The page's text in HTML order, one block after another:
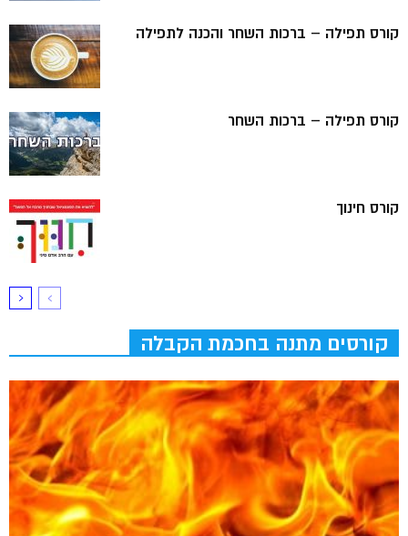
קורס תפילה – ברכות השחר והכנה לתפילה
קורס תפילה – ברכות השחר
קורס חינוך
קורסים מתנה בחכמת הקבלה